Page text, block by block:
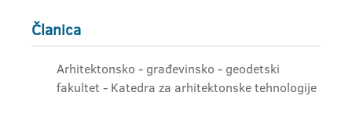
Članica
Arhitektonsko - građevinsko - geodetski
fakultet - Katedra za arhitektonske tehnologije